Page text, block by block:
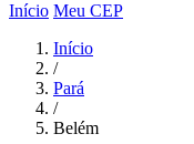
Início Meu CEP
Início
/
Pará
/
Belém